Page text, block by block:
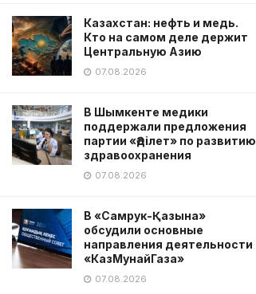
Казахстан: нефть и медь.
Кто на самом деле держит
Центральную Азию
07.08.2026
В Шымкенте медики
поддержали предложения
партии «Әділет» по развитию
здравоохранения
07.08.2026
В «Самрук-Қазына»
обсудили основные
направления деятельности
«КазМунайГаза»
07.08.2026